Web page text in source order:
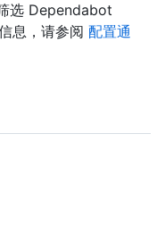
选 Dependabot
息，请参阅 配置通